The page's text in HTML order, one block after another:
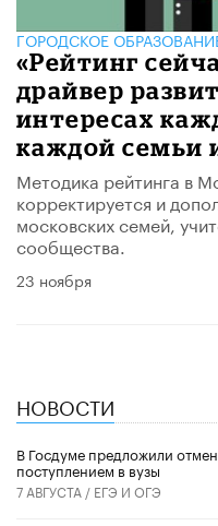
ГОРОДСКОЕ
«Рейтинг
драйвер
интересах
каждой семьи
Методика рейтинга в
корректируется и
московских семей,
сообщества.
23 ноября
НОВОСТИ
В Госдуме предложили
поступлением в вузы
7 АВГУСТА / ЕГЭ И ОГЭ